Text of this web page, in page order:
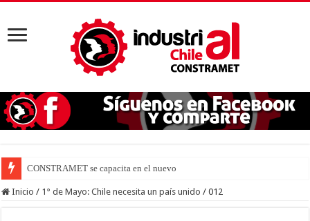
CONSTRAMET se capacita en el nuevo DS N° 44 para d
Inicio / 1° de Mayo: Chile necesita un país unido / 012